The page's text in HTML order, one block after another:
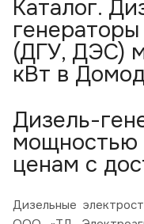
Каталог.
(ДГУ, ДЭС)
кВт в
Дизель-
мощностью
ценам с
Дизельные